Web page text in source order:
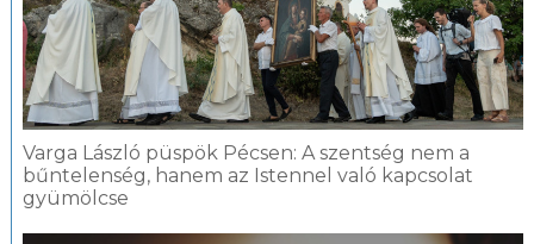
Varga László püspök Pécsen: A szentség nem a
bűntelenség, hanem az Istennel való kapcsolat
gyümölcse